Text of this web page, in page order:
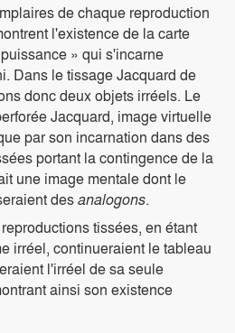
de chaque reproduction
l'existence de la carte
» qui s'incarne
Dans le tissage Jacquard de
donc deux objets irréels. Le
Jacquard, image virtuelle
par son incarnation dans des
portant la contingence de la
une image mentale dont le
desanalogons.
tissées, en étant
irréel, continueraient le tableau
l'irréel de sa seule
ainsi son existence